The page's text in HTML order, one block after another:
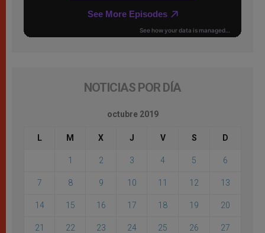
NOTICIAS POR DÍA
octubre 2019
L M X J V S D
1 2 3 4 5 6
7 8 9 10 11 12 13
14 15 16 17 18 19 20
21 22 23 24 25 26 27